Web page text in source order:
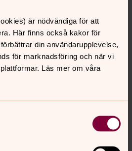
är nödvändiga för att
Här finns också kakor för
din användarupplevelse,
för marknadsföring och när vi
Läs mer om våra
konfirmandteam